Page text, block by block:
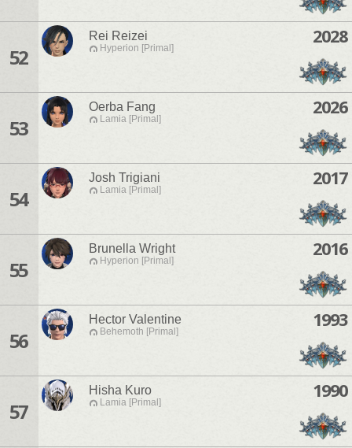
52
Rei Reizei
Hyperion [Primal]
2028
53
Oerba Fang
Lamia [Primal]
2026
54
Josh Trigiani
Lamia [Primal]
2017
55
Brunella Wright
Hyperion [Primal]
2016
56
Hector Valentine
Behemoth [Primal]
1993
57
Hisha Kuro
Lamia [Primal]
1990